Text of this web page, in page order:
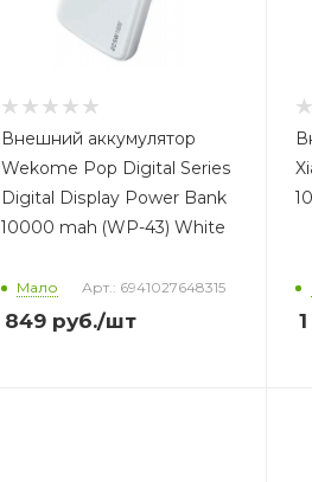
Внешний аккумулятор
Wekome Pop Digital Series
Digital Display Power Bank
10000 mah (WP-43) White
Мало Арт.: 6941027648315
849руб./шт